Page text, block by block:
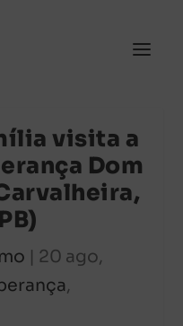
visita a
Dom
| 20 ago,
,